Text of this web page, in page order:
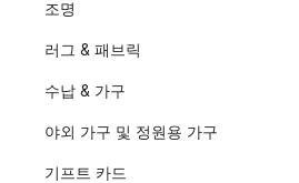
조명
러그 & 패브릭
수납 & 가구
야외 가구 및 정원용 가구
기프트 카드